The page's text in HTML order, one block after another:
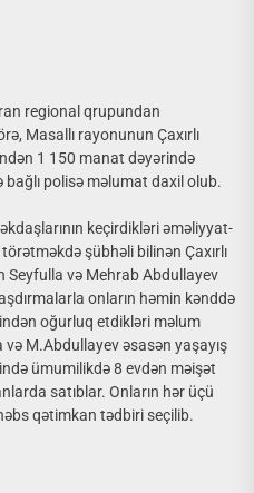
regional qrupundan
Masallı rayonunun Çaxırlı
1 150 manat dəyərində
bağlı polisə məlumat daxil olub.
keçirdikləri əməliyyat-
şübhəli bilinən Çaxırlı
Seyfulla və Mehrab Abdullayev
onların həmin kənddə
oğurluq etdikləri məlum
M.Abdullayev əsasən yaşayış
ümumilikdə 8 evdən məişət
satıblar. Onların hər üçü
qətimkan tədbiri seçilib.